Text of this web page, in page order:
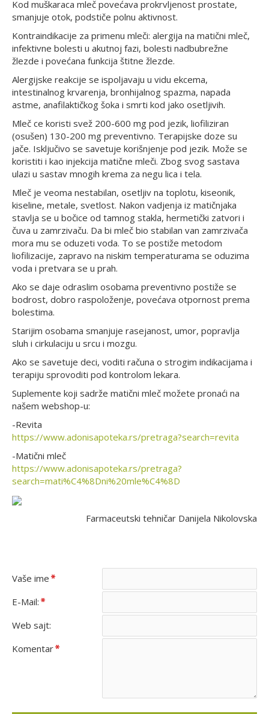
Kod muškaraca mleč povećava prokrvljenost prostate,
smanjuje otok, podstiče polnu aktivnost.
Kontraindikacije za primenu mleči: alergija na matični mleč,
infektivne bolesti u akutnoj fazi, bolesti nadbubrežne
žlezde i povećana funkcija štitne žlezde.
Alergijske reakcije se ispoljavaju u vidu ekcema,
intestinalnog krvarenja, bronhijalnog spazma, napada
astme, anafilaktičkog šoka i smrti kod jako osetljivih.
Mleč ce koristi svež 200-600 mg pod jezik, liofiliziran
(osušen) 130-200 mg preventivno. Terapijske doze su
jače. Isključivo se savetuje korišnjenje pod jezik. Može se
koristiti i kao injekcija matične mleči. Zbog svog sastava
ulazi u sastav mnogih krema za negu lica i tela.
Mleč je veoma nestabilan, osetljiv na toplotu, kiseonik,
kiseline, metale, svetlost. Nakon vadjenja iz matičnjaka
stavlja se u bočice od tamnog stakla, hermetički zatvori i
čuva u zamrzivaču. Da bi mleč bio stabilan van zamrzivača
mora mu se oduzeti voda. To se postiže metodom
liofilizacije, zapravo na niskim temperaturama se oduzima
voda i pretvara se u prah.
Ako se daje odraslim osobama preventivno postiže se
bodrost, dobro raspoloženje, povećava otpornost prema
bolestima.
Starijim osobama smanjuje rasejanost, umor, popravlja
sluh i cirkulaciju u srcu i mozgu.
Ako se savetuje deci, voditi računa o strogim indikacijama i
terapiju sprovoditi pod kontrolom lekara.
Suplemente koji sadrže matični mleč možete pronaći na
našem webshop-u:
-Revita
https://www.adonisapoteka.rs/pretraga?search=revita
-Matični mleč
https://www.adonisapoteka.rs/pretraga?
search=mati%C4%8Dni%20mle%C4%8D
Farmaceutski tehničar Danijela Nikolovska
Vaše ime
E-Mail:
Web sajt:
Komentar